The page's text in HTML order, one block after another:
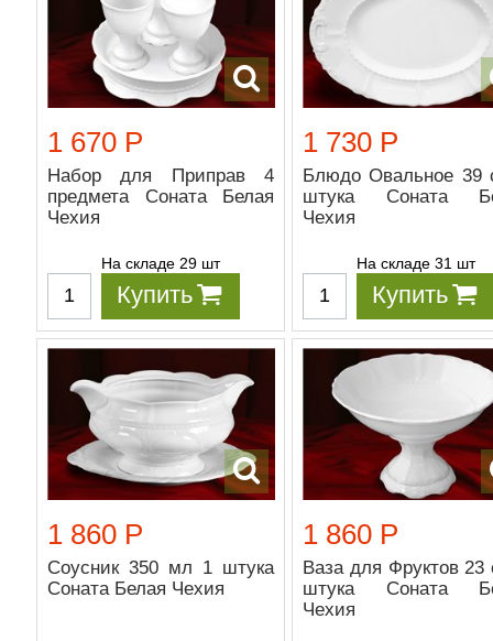
1 670 Р
Набор для Приправ 4
предмета Соната Белая
Чехия
На складе 29 шт
Купить
1 730 Р
Блюдо Овальное 39
штука Соната
Чехия
На складе 31 шт
Купить
1 860 Р
Соусник 350 мл 1 штука
Соната Белая Чехия
1 860 Р
Ваза для Фруктов 23
штука Соната
Чехия